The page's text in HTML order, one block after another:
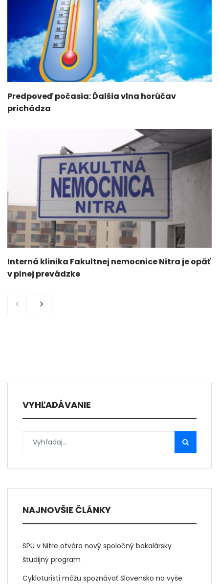
Predpoveď počasia: Ďalšia vlna horúčav
prichádza
Interná klinika Fakultnej nemocnice Nitra je opäť
v plnej prevádzke
VYHĽADÁVANIE
NAJNOVŠIE ČLÁNKY
SPU v Nitre otvára nový spoločný bakalársky
študijný program
Cykloturisti môžu spoznávať Slovensko na vyše